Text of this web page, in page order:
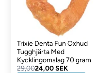
Trixie Denta Fun Oxhud
Tugghjärta Med
Kycklingomslag 70 gram
29,0024,00 SEK